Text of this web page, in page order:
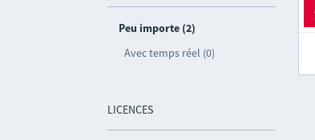
Peu importe (2)
Avec temps réel (0)
LICENCES